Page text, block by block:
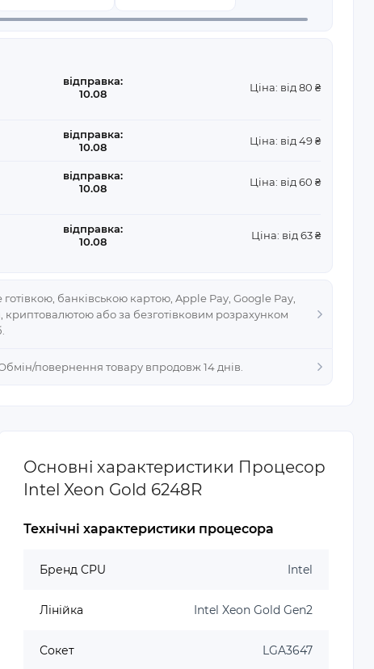
банківською картою, Apple Pay, Google Pay,
або за безготівковим розрахунком
відправка:
10.08
Ціна: від 80 ₴
відправка:
10.08
Ціна: від 49 ₴
відправка:
10.08
Ціна: від 60 ₴
відправка:
10.08
Ціна: від 63 ₴
Обмін/повернення товару впродовж 14 днів.
Основні характеристики Процесор
Intel Xeon Gold 6248R
Технічні характеристики процесора
Бренд CPU Intel
Лінійка Intel Xeon Gold Gen2
Сокет LGA3647